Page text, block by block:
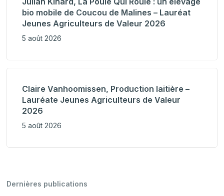
bio mobile de Coucou de Malines – Lauréat
Jeunes Agriculteurs de Valeur 2026
5 août 2026
Claire Vanhoomissen, Production laitière –
Lauréate Jeunes Agriculteurs de Valeur
2026
5 août 2026
Dernières publications